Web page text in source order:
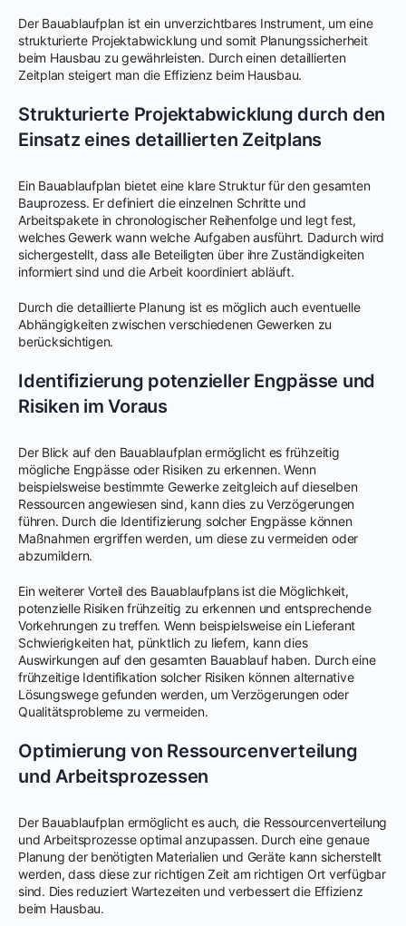
Der Bauablaufplan ist ein unverzichtbares Instrument, um eine
strukturierte Projektabwicklung und somit Planungssicherheit
beim Hausbau zu gewährleisten. Durch einen detaillierten
Zeitplan steigert man die Effizienz beim Hausbau.
Strukturierte Projektabwicklung durch den
Einsatz eines detaillierten Zeitplans
Ein Bauablaufplan bietet eine klare Struktur für den gesamten
Bauprozess. Er definiert die einzelnen Schritte und
Arbeitspakete in chronologischer Reihenfolge und legt fest,
welches Gewerk wann welche Aufgaben ausführt. Dadurch wird
sichergestellt, dass alle Beteiligten über ihre Zuständigkeiten
informiert sind und die Arbeit koordiniert abläuft.
Durch die detaillierte Planung ist es möglich auch eventuelle
Abhängigkeiten zwischen verschiedenen Gewerken zu
berücksichtigen.
Identifizierung potenzieller Engpässe und
Risiken im Voraus
Der Blick auf den Bauablaufplan ermöglicht es frühzeitig
mögliche Engpässe oder Risiken zu erkennen. Wenn
beispielsweise bestimmte Gewerke zeitgleich auf dieselben
Ressourcen angewiesen sind, kann dies zu Verzögerungen
führen. Durch die Identifizierung solcher Engpässe können
Maßnahmen ergriffen werden, um diese zu vermeiden oder
abzumildern.
Ein weiterer Vorteil des Bauablaufplans ist die Möglichkeit,
potenzielle Risiken frühzeitig zu erkennen und entsprechende
Vorkehrungen zu treffen. Wenn beispielsweise ein Lieferant
Schwierigkeiten hat, pünktlich zu liefern, kann dies
Auswirkungen auf den gesamten Bauablauf haben. Durch eine
frühzeitige Identifikation solcher Risiken können alternative
Lösungswege gefunden werden, um Verzögerungen oder
Qualitätsprobleme zu vermeiden.
Optimierung von Ressourcenverteilung
und Arbeitsprozessen
Der Bauablaufplan ermöglicht es auch, die Ressourcenverteilung
und Arbeitsprozesse optimal anzupassen. Durch eine genaue
Planung der benötigten Materialien und Geräte kann sicherstellt
werden, dass diese zur richtigen Zeit am richtigen Ort verfügbar
sind. Dies reduziert Wartezeiten und verbessert die Effizienz
beim Hausbau.